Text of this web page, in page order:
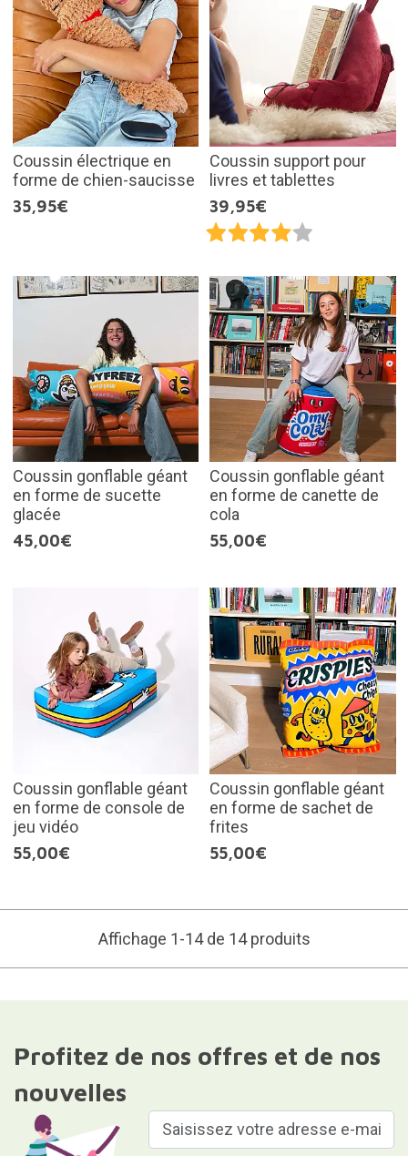
Coussin électrique en
forme de chien-saucisse
35,95€
Coussin support pour
livres et tablettes
39,95€
Coussin gonflable géant
en forme de sucette
glacée
45,00€
Coussin gonflable géant
en forme de canette de
cola
55,00€
Coussin gonflable géant
en forme de console de
jeu vidéo
55,00€
Coussin gonflable géant
en forme de sachet de
frites
55,00€
Affichage 1-14 de 14 produits
Profitez de nos offres et de nos
nouvelles